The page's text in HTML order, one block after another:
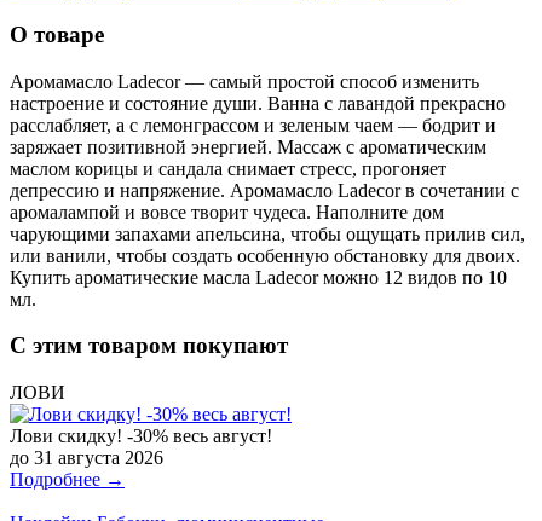
О товаре
Аромамасло Ladecor — самый простой способ изменить
настроение и состояние души. Ванна с лавандой прекрасно
расслабляет, а с лемонграссом и зеленым чаем — бодрит и
заряжает позитивной энергией. Массаж с ароматическим
маслом корицы и сандала снимает стресс, прогоняет
депрессию и напряжение. Аромамасло Ladecor в сочетании с
аромалампой и вовсе творит чудеса. Наполните дом
чарующими запахами апельсина, чтобы ощущать прилив сил,
или ванили, чтобы создать особенную обстановку для двоих.
Купить ароматические масла Ladecor можно 12 видов по 10
мл.
С этим товаром покупают
ЛОВИ
Лови скидку! -30% весь август!
до 31 августа 2026
Подробнее →